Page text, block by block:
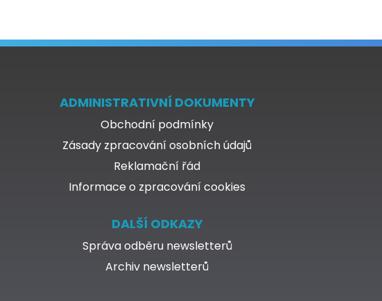
ADMINISTRATIVNÍ DOKUMENTY
Obchodní podmínky
Zásady zpracování osobních údajů
Reklamační řád
Informace o zpracování cookies
DALŠÍ ODKAZY
Správa odběru newsletterů
Archiv newsletterů